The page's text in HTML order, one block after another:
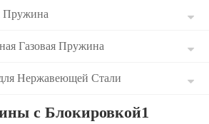
Пружина
Газовая Пружина
Нержавеющей Стали
с Блокировкой1